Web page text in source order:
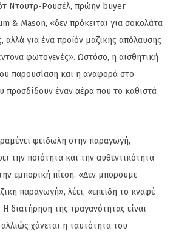
Ντουτρ-Ρουσέλ, πρώην buyer
& Mason, «δεν πρόκειται για σοκολάτα
αλλά για ένα προϊόν μαζικής απόλαυσης
φωτογενές». Ωστόσο, η αισθητική
παρουσίαση και η αναφορά στο
προσδίδουν έναν αέρα που το καθιστά
φειδωλή στην παραγωγή,
την ποιότητα και την αυθεντικότητα
εμπορική πίεση. «Δεν μπορούμε
παραγωγή», λέει, «επειδή το κναφέ
Η διατήρηση της τραγανότητας είναι
χάνεται η ταυτότητα του